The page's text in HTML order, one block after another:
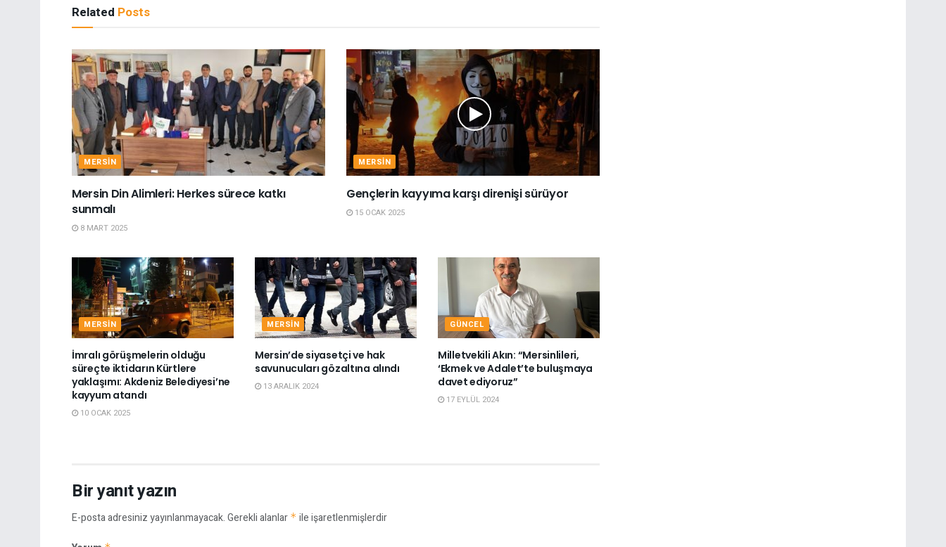
Related Posts
MERSIN
Mersin Din Alimleri: Herkes sürece katkı
sunmalı
8 MART 2025
MERSIN
Gençlerin kayyıma karşı direnişi sürüyor
15 OCAK 2025
MERSIN
İmralı görüşmelerin olduğu
süreçte iktidarın Kürtlere
yaklaşımı: Akdeniz Belediyesi’ne
kayyum atandı
10 OCAK 2025
MERSIN
Mersin’de siyasetçi ve hak
savunucuları gözaltına alındı
13 ARALIK 2024
GÜNCEL
Milletvekili Akın: “Mersinlileri,
‘Ekmek ve Adalet’te buluşmaya
davet ediyoruz”
17 EYLÜL 2024
Bir yanıt yazın
E-posta adresiniz yayınlanmayacak.Gerekli alanlar * ile işaretlenmişlerdir